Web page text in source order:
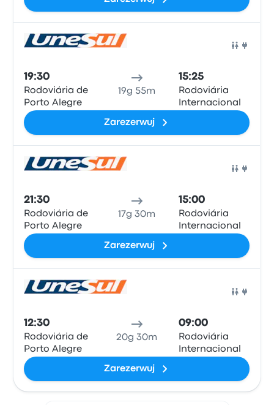
19:30
Rodoviária de
Porto Alegre
19g 55m
15:25
Rodoviária
Internacional
Zarezerwuj
21:30
Rodoviária de
Porto Alegre
17g 30m
15:00
Rodoviária
Internacional
Zarezerwuj
12:30
Rodoviária de
Porto Alegre
20g 30m
09:00
Rodoviária
Internacional
Zarezerwuj